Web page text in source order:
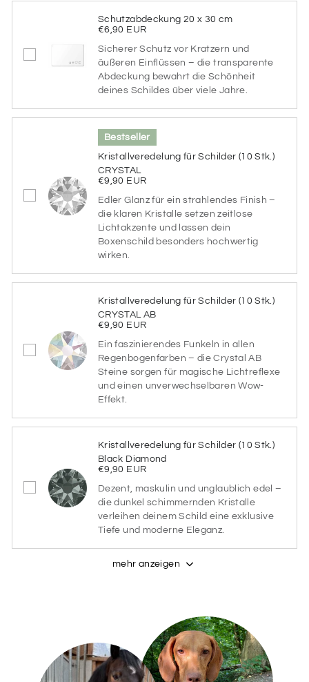
passend eine Hintergrundfarbe und nutzen die
restlichen für Schrift & Details.
Farbvarianten
GREY
GOOSE
VERRY
BERRY
BREEZE
DAY
PINK
PRINCESS
AQUA
ICE
CREAM
GREEN
MOCCA
NATURE
BLUEISH
JADE
FOGGY
SILENT
OCEAN
BEACH
SAGE
PASTELL
ALUMINA
PASTELL
ROSE
WIE 1.
PRODUKTBILD
Schutzabdeckung 20 x 30 cm
€6,90 EUR
Sicherer Schutz vor Kratzern und
äußeren Einflüssen – die transparente
Abdeckung bewahrt die Schönheit
deines Schildes über viele Jahre.
Bestseller
Kristallveredelung für Schilder (10 Stk.)
CRYSTAL
€9,90 EUR
Edler Glanz für ein strahlendes Finish –
die klaren Kristalle setzen zeitlose
Lichtakzente und lassen dein
Boxenschild besonders hochwertig
wirken.
Kristallveredelung für Schilder (10 Stk.)
CRYSTAL AB
€9,90 EUR
Ein faszinierendes Funkeln in allen
Regenbogenfarben – die Crystal AB
Steine sorgen für magische Lichtreflexe
und einen unverwechselbaren Wow-
Effekt.
Kristallveredelung für Schilder (10 Stk.)
Black Diamond
€9,90 EUR
Dezent, maskulin und unglaublich edel –
die dunkel schimmernden Kristalle
verleihen deinem Schild eine exklusive
Tiefe und moderne Eleganz.
mehr anzeigen